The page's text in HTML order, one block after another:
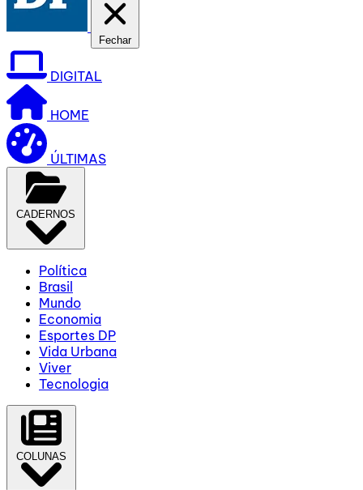
Fechar
DIGITAL
HOME
ÚLTIMAS
CADERNOS
Política
Brasil
Mundo
Economia
Esportes DP
Vida Urbana
Viver
Tecnologia
COLUNAS